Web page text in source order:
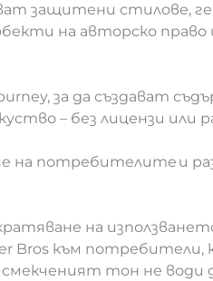
защитени стилове,
на авторско право
за да създават
– без лицензи или
на потребителите и
на
Bros към потребители,
тон не